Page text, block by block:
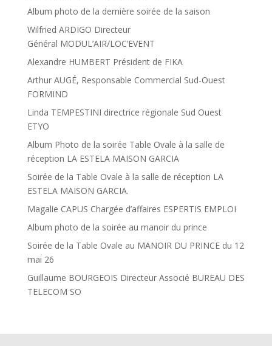
Album photo de la dernière soirée de la saison
Wilfried ARDIGO Directeur
Général MODUL’AIR/LOC’EVENT
Alexandre HUMBERT Président de FIKA
Arthur AUGÉ, Responsable Commercial Sud-Ouest
FORMIND
Linda TEMPESTINI directrice régionale Sud Ouest
ETYO
Album Photo de la soirée Table Ovale à la salle de
réception LA ESTELA MAISON GARCIA
Soirée de la Table Ovale à la salle de réception LA
ESTELA MAISON GARCIA.
Magalie CAPUS Chargée d’affaires ESPERTIS EMPLOI
Album photo de la soirée au manoir du prince
Soirée de la Table Ovale au MANOIR DU PRINCE du 12
mai 26
Guillaume BOURGEOIS Directeur Associé BUREAU DES
TELECOM SO